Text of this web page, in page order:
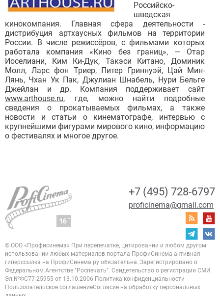
Российско-
шведская
кинокомпания. Главная сфера деятельности -
дистрибуция артхаусных фильмов на территории
России. В числе режиссёров, с фильмами которых
работала компания «Кино без границ», — Отар
Иоселиани, Ким Ки-Дук, Такэси Китано, Доминик
Молл, Ларс фон Триер, Питер Гриннуэй, Цай Мин-
Лянь, Чхан Ук Пак, Джулиан Шнабель, Нури Бельге
Джейлан и др. Компания поддерживает сайт
www.arthouse.ru, где, можно найти подробные
сведения о прокатываемых фильмах, а также
новости и статьи о кинематографе, интервью с
крупнейшими фигурами мирового кино, информацию
о фестивалях и многое другое.
+7 (495) 728-6797
proficinema@gmail.com
© ООО «Профисинема» При перепечатке, цитировании и любом другом
использовании любых материалов портала ПрофиСинема активная
гиперссылка на ПрофиСинема.ру обязательна. Зарегистрировано в
Федеральном Агентстве "Роспечать". Свидетельство о регистрации СМИ
Эл.№ФС77-25955 от 13.10.2006 Политика конфиденциальности
Пользовательское соглашениеСогласие на обработку персональных